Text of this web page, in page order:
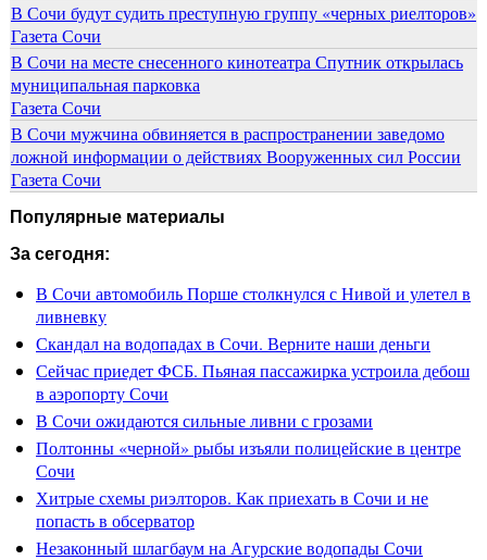
В Сочи будут судить преступную группу «черных риелторов»
Газета Сочи
В Сочи на месте снесенного кинотеатра Спутник открылась
муниципальная парковка
Газета Сочи
В Сочи мужчина обвиняется в распространении заведомо
ложной информации о действиях Вооруженных сил России
Газета Сочи
Популярные материалы
За сегодня:
В Сочи автомобиль Порше столкнулся с Нивой и улетел в
ливневку
Скандал на водопадах в Сочи. Верните наши деньги
Сейчас приедет ФСБ. Пьяная пассажирка устроила дебош
в аэропорту Сочи
В Сочи ожидаются сильные ливни с грозами
Полтонны «черной» рыбы изъяли полицейские в центре
Сочи
Хитрые схемы риэлторов. Как приехать в Сочи и не
попасть в обсерватор
Незаконный шлагбаум на Агурские водопады Сочи